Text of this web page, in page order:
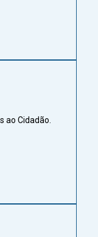
ao Cidadão.